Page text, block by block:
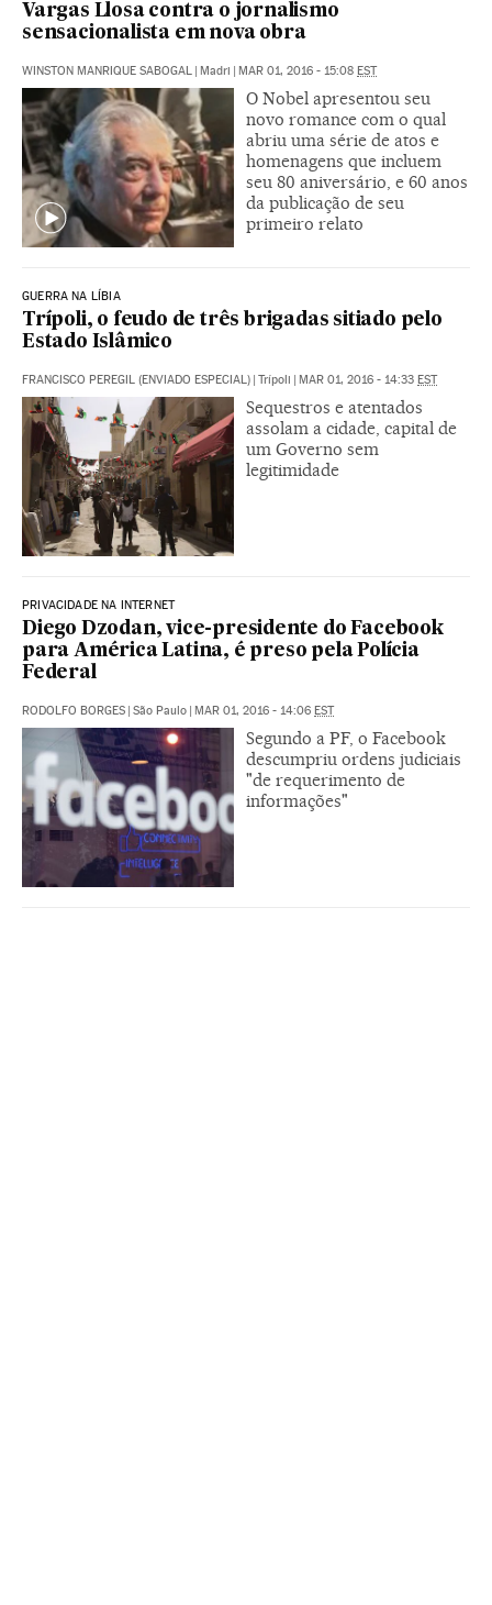
Vargas Llosa contra o jornalismo
sensacionalista em nova obra
WINSTON MANRIQUE SABOGAL | Madri | MAR 01, 2016 - 15:08 EST
O Nobel apresentou seu
novo romance com o qual
abriu uma série de atos e
homenagens que incluem
seu 80 aniversário, e 60 anos
da publicação de seu
primeiro relato
GUERRA NA LÍBIA
Trípoli, o feudo de três brigadas sitiado pelo
Estado Islâmico
FRANCISCO PEREGIL (ENVIADO ESPECIAL) | Trípoli | MAR 01, 2016 - 14:33 EST
Sequestros e atentados
assolam a cidade, capital de
um Governo sem
legitimidade
PRIVACIDADE NA INTERNET
Diego Dzodan, vice-presidente do Facebook
para América Latina, é preso pela Polícia
Federal
RODOLFO BORGES | São Paulo | MAR 01, 2016 - 14:06 EST
Segundo a PF, o Facebook
descumpriu ordens judiciais
"de requerimento de
informações"